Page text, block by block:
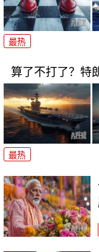
最热
算了不打了？特
最热